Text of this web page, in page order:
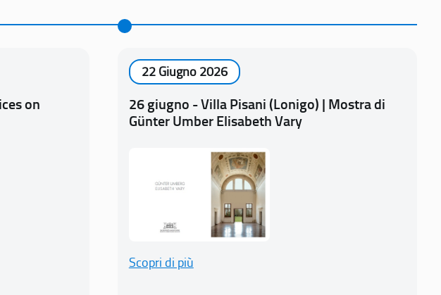
on
22 Giugno 2026
26 giugno - Villa Pisani (Lonigo) | Mostra di
Günter Umber Elisabeth Vary
Scopri di più